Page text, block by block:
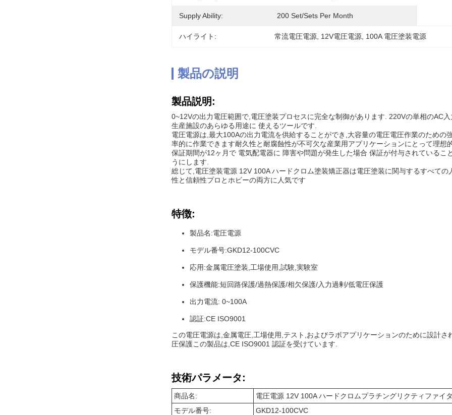
Supply Ability: 200 Set/Sets Per Month
ハイライト: 常流電圧電源 12V電圧電源 100A 電圧塗装電源
製品の説明
製品説明:
0~12Vの出力電圧範囲で,電圧塗装プロセスに完全な制御があります. 220Vの単相のAC
生産施設のあらゆる用途に 使えるツールです.
電圧電源は,最大100Aの出力電流を供給することができ,大容量の電圧電圧作業のため
率的に作業できます耐久性と耐腐蝕性が不可欠な産業用アプリケーションにとって理想
保証期間が12ヶ月で 電気配電器に 障害や問題が発生した場合 保証が付与されている
うにします.
総じて,電圧塗装電源 12V 100A ハードクロム塗装矯正器は電圧塗装に関与するすべて
性と信頼性プロとホビーの両方に人気です
特徴:
製品名:電圧電源
モデル番号:GKD12-100CVC
応用:金属電圧塗装,工場使用,試験,実験室
保護機能:短回路保護/過熱保護/相欠保護/入力過剰/低電圧保護
出力電流: 0~100A
認証:CE ISO9001
この電圧電源は,金属電圧,工場使用,テスト,およびラボアプリケーションのために設計
圧保護この製品は,CE ISO9001 認証を受けています.
技術パラメータ:
商品名:
電圧電源 12V 100A ハードクロムプラチングリクティファイ
モデル番号:
GKD12-100CVC